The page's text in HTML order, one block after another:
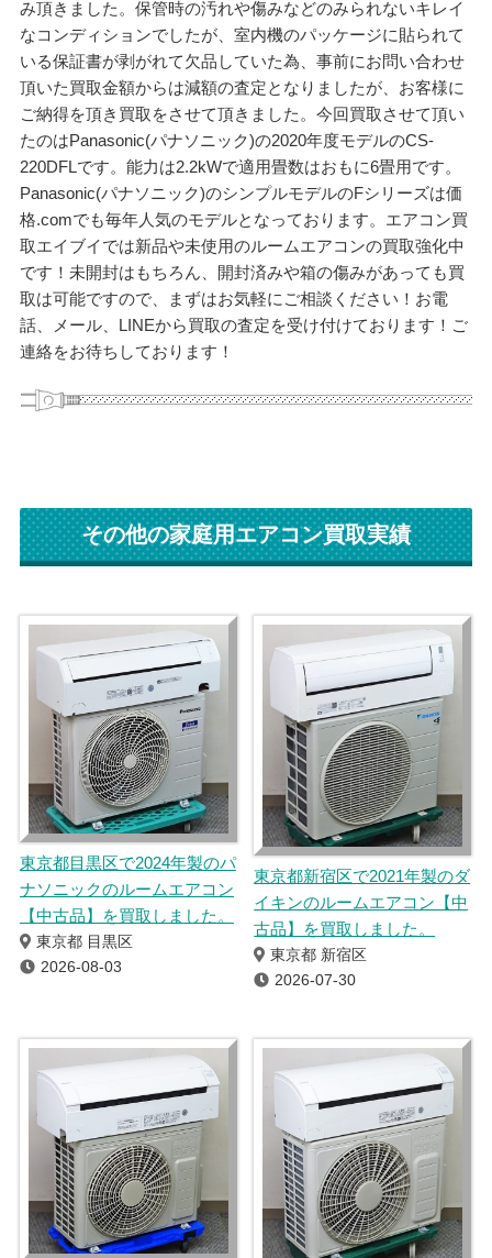
み頂きました。保管時の汚れや傷みなどのみられないキレイ
なコンディションでしたが、室内機のパッケージに貼られて
いる保証書が剥がれて欠品していた為、事前にお問い合わせ
頂いた買取金額からは減額の査定となりましたが、お客様に
ご納得を頂き買取をさせて頂きました。今回買取させて頂い
たのはPanasonic(パナソニック)の2020年度モデルのCS-
220DFLです。能力は2.2kWで適用畳数はおもに6畳用です。
Panasonic(パナソニック)のシンプルモデルのFシリーズは価
格.comでも毎年人気のモデルとなっております。エアコン買
取エイブイでは新品や未使用のルームエアコンの買取強化中
です！未開封はもちろん、開封済みや箱の傷みがあっても買
取は可能ですので、まずはお気軽にご相談ください！お電
話、メール、LINEから買取の査定を受け付けております！ご
連絡をお待ちしております！
その他の家庭用エアコン買取実績
東京都目黒区で2024年製のパ
ナソニックのルームエアコン
【中古品】を買取しました。
東京都 目黒区
2026-08-03
東京都新宿区で2021年製のダ
イキンのルームエアコン【中
古品】を買取しました。
東京都 新宿区
2026-07-30